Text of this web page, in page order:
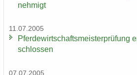
neh­migt
11.07.2005
Pfer­de­wirt­schafts­meis­ter­prü­fung
schlos­sen
07.07.2005